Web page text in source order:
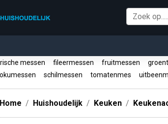
messen fileermessen fruitmessen
schilmessen tomatenmes
Home Huishoudelijk Keuken